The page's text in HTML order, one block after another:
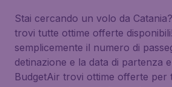
Stai cercando un volo da
trovi tutte ottime offerte
semplicemente il numero di
detinazione e la data di partenza
BudgetAir trovi ottime offerte per